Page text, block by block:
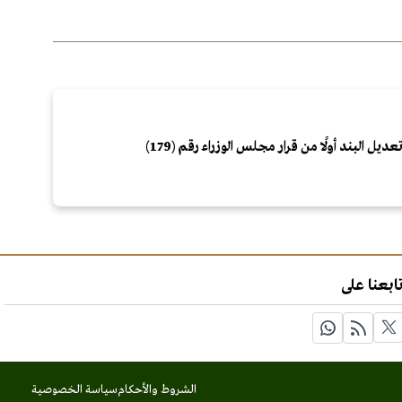
تعديل البند أولًا من قرار مجلس الوزراء رقم (179)
على
الشروط والأحكامسياسة الخصوصية